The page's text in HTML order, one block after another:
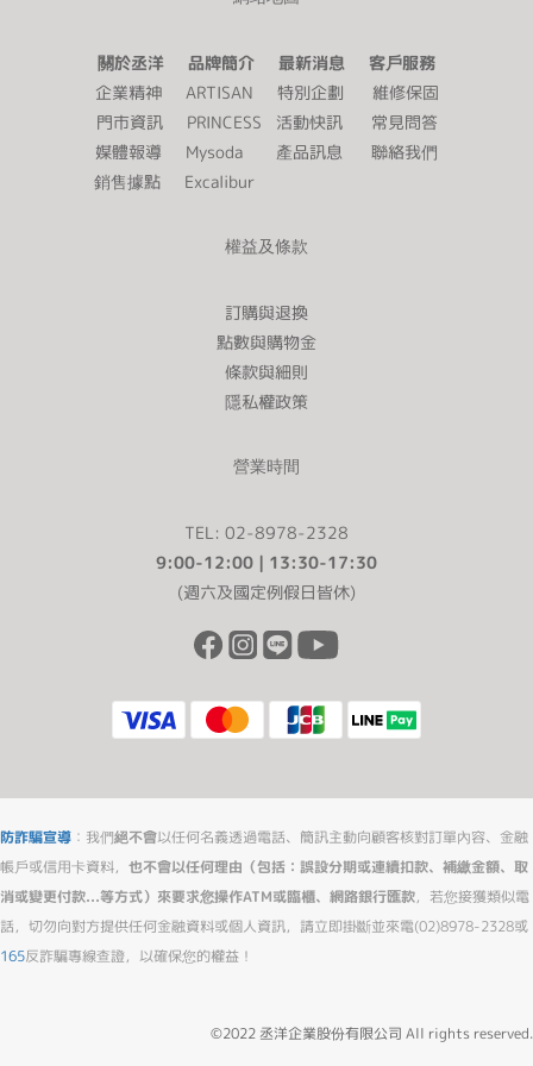
關於丞洋 品牌簡介 最新消息 客戶服務
企業精神
ARTISAN 特別企劃
維修保固
門市資訊
PRINCESS 活動快訊
常見問答
媒體報導
Mysoda 產品訊息
聯絡我們
銷售據點
Excalibur
權益及條款
訂購與退換
點數與購物金
條款與細則
隱私權政策
營業時間
TEL: 02-8978-2328
9:00-12:00 | 13:30-17:30
(週六及國定例假日皆休)
防詐騙宣導 ：我們絕不會以任何名義透過電話、簡訊主動向顧客核對訂單內容、金融
帳戶或信用卡資料， 也不會以任何理由（包括：誤設分期或連續扣款、補繳金額、取
消或變更付款...等方式）來要求您操作ATM或臨櫃、網路銀行匯款，若您接獲類似電
話，切勿向對方提供任何金融資料或個人資訊，請立即掛斷並來電(02)8978-2328或
165反詐騙專線查證，以確保您的權益！
©2022 丞洋企業股份有限公司 All rights reserved.